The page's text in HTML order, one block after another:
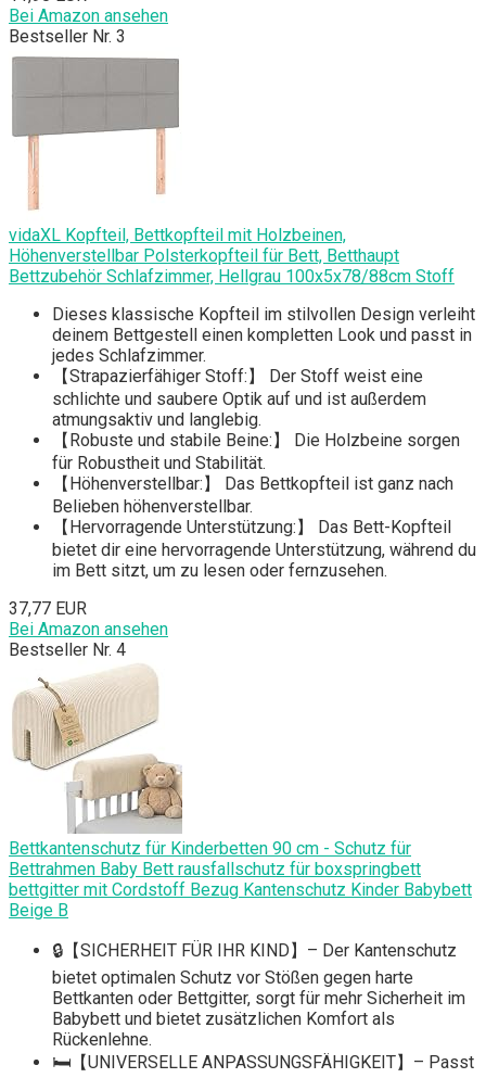
Bei Amazon ansehen
Bestseller Nr. 3
vidaXL Kopfteil, Bettkopfteil mit Holzbeinen,
Höhenverstellbar Polsterkopfteil für Bett, Betthaupt
Bettzubehör Schlafzimmer, Hellgrau 100x5x78/88cm Stoff
Dieses klassische Kopfteil im stilvollen Design verleiht
deinem Bettgestell einen kompletten Look und passt in
jedes Schlafzimmer.
【Strapazierfähiger Stoff:】 Der Stoff weist eine
schlichte und saubere Optik auf und ist außerdem
atmungsaktiv und langlebig.
【Robuste und stabile Beine:】 Die Holzbeine sorgen
für Robustheit und Stabilität.
【Höhenverstellbar:】 Das Bettkopfteil ist ganz nach
Belieben höhenverstellbar.
【Hervorragende Unterstützung:】 Das Bett-Kopfteil
bietet dir eine hervorragende Unterstützung, während du
im Bett sitzt, um zu lesen oder fernzusehen.
37,77 EUR
Bei Amazon ansehen
Bestseller Nr. 4
Bettkantenschutz für Kinderbetten 90 cm - Schutz für
Bettrahmen Baby Bett rausfallschutz für boxspringbett
bettgitter mit Cordstoff Bezug Kantenschutz Kinder Babybett
Beige B
🔒【SICHERHEIT FÜR IHR KIND】– Der Kantenschutz
bietet optimalen Schutz vor Stößen gegen harte
Bettkanten oder Bettgitter, sorgt für mehr Sicherheit im
Babybett und bietet zusätzlichen Komfort als
Rückenlehne.
🛏️【UNIVERSELLE ANPASSUNGSFÄHIGKEIT】– Passt